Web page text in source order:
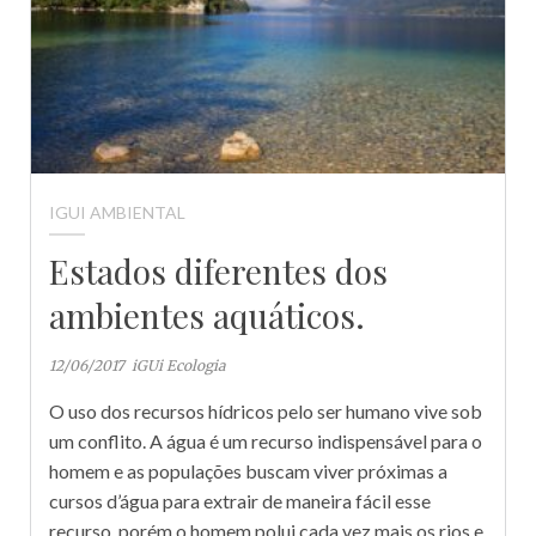
IGUI AMBIENTAL
Estados diferentes dos
ambientes aquáticos.
12/06/2017 iGUi Ecologia
O uso dos recursos hídricos pelo ser humano vive sob
um conflito. A água é um recurso indispensável para o
homem e as populações buscam viver próximas a
cursos d’água para extrair de maneira fácil esse
recurso, porém o homem polui cada vez mais os rios e